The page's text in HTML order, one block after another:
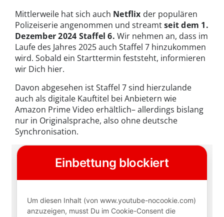
Mittlerweile hat sich auch Netflix der populären
Polizeiserie angenommen und streamtseit dem 1.
Dezember 2024 Staffel 6. Wir nehmen an, dass im
Laufe des Jahres 2025 auch Staffel 7 hinzukommen
wird. Sobald ein Starttermin feststeht, informieren
wir Dich hier.
Davon abgesehen ist Staffel 7 sind hierzulande
auch als digitale Kauftitel bei Anbietern wie
Amazon Prime Video erhältlich– allerdings bislang
nur in Originalsprache, also ohne deutsche
Synchronisation.